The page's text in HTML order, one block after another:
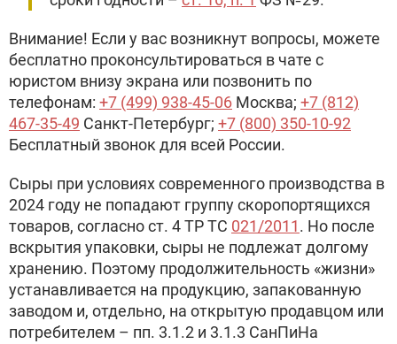
Внимание! Если у вас возникнут вопросы, можете
бесплатно проконсультироваться в чате с
юристом внизу экрана или позвонить по
телефонам: +7 (499) 938-45-06 Москва; +7 (812)
467-35-49 Санкт-Петербург; +7 (800) 350-10-92
Бесплатный звонок для всей России.
Сыры при условиях современного производства в
2024 году не попадают группу скоропортящихся
товаров, согласно ст. 4 ТР ТС 021/2011. Но после
вскрытия упаковки, сыры не подлежат долгому
хранению. Поэтому продолжительность «жизни»
устанавливается на продукцию, запакованную
заводом и, отдельно, на открытую продавцом или
потребителем – пп. 3.1.2 и 3.1.3 СанПиНа